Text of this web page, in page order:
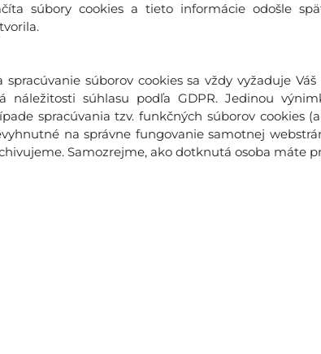
súbory cookies a tieto informácie odošle
spracúvanie súborov cookies sa vždy vyžaduje
náležitosti súhlasu podľa GDPR. Jedinou
spracúvania tzv. funkčných súborov cookies
na správne fungovanie samotnej
Samozrejme, ako dotknutá osoba máte